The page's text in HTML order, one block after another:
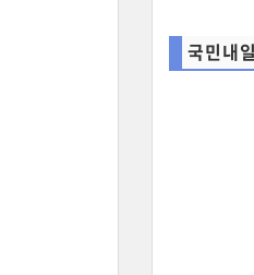
국민내